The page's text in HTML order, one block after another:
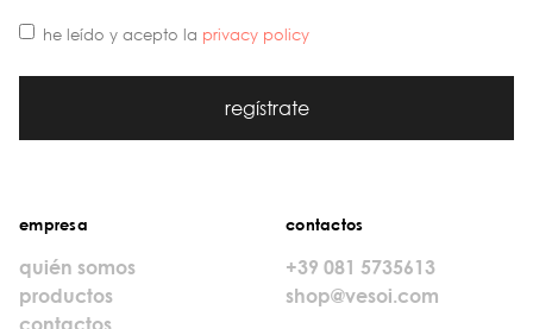
he leído y acepto la privacy policy
regístrate
empresa
quién somos
productos
contactos
contactos
+39 081 5735613
shop@vesoi.com